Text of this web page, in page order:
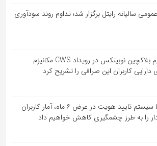
سالیانه رایتل برگزار شد؛ تداوم روند سودآوری
مدیر تیم بلاکچین نوبیتکس در رویداد CWS مکانیزم
دارایی کاربران این صرافی را تشریح کرد
دیوار: با سیستم تایید هویت در عرض ۶ ماه، آمار کاربران
را به طرز چشمگیری کاهش خواهیم داد